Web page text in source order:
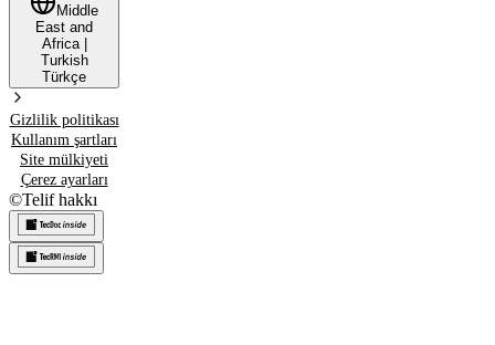
Middle
East and
Africa|
Turkish
Türkçe
Gizlilik politikası
Kullanım şartları
Site mülkiyeti
Çerez ayarları
©Telif hakkı